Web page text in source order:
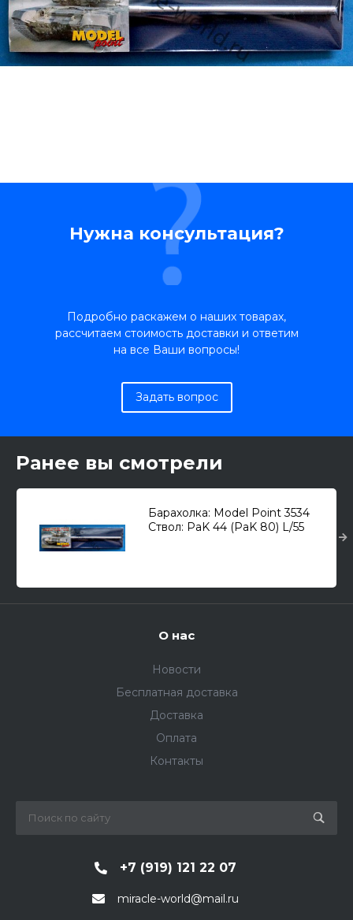
Нужна консультация?
Подробно раскажем о наших товарах,
рассчитаем стоимость доставки и ответим
на все Ваши вопросы!
Задать вопрос
Ранее вы смотрели
Барахолка: Model Point 3534
Ствол: PaK 44 (PaK 80) L/55
О нас
Новости
Бесплатная доставка
Доставка
Оплата
Контакты
+7 (919) 121 22 07
miracle-world@mail.ru